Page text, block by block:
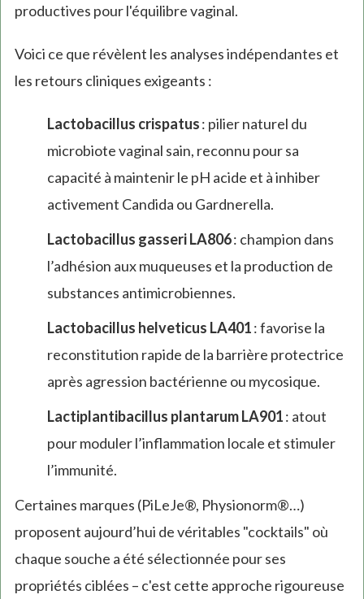
productives pour l'équilibre vaginal.
Voici ce que révèlent les analyses indépendantes et
les retours cliniques exigeants :
Lactobacillus crispatus: pilier naturel du
microbiote vaginal sain, reconnu pour sa
capacité à maintenir le pH acide et à inhiber
activement Candida ou Gardnerella.
Lactobacillus gasseri LA806: champion dans
l’adhésion aux muqueuses et la production de
substances antimicrobiennes.
Lactobacillus helveticus LA401: favorise la
reconstitution rapide de la barrière protectrice
après agression bactérienne ou mycosique.
Lactiplantibacillus plantarum LA901: atout
pour moduler l’inflammation locale et stimuler
l’immunité.
Certaines marques (PiLeJe®, Physionorm®…)
proposent aujourd’hui de véritables "cocktails" où
chaque souche a été sélectionnée pour ses
propriétés ciblées – c'est cette approche rigoureuse